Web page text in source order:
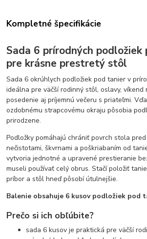
Kompletné špecifikácie
Sada 6 prírodných
pre krásne prestretý stôl
Sada 6 okrúhlych podložiek pod tanier v
ideálna pre väčší rodinný stôl, oslavy, víkend
posedenie aj príjemnú večeru s priateľmi.
ozdobnému strapcovému okraju pôsobia
prirodzene.
Podložky pomáhajú chrániť povrch stola
nečistotami, škvrnami a poškriabaním od
vytvoria jednotné a upravené prestieranie
museli používať celý obrus. Stačí položiť
príbor a stôl hneď pôsobí útulnejšie.
Balenie obsahuje 6 kusov podložiek pod
Prečo si ich obľúbite?
sada 6 kusov je praktická pre väčší